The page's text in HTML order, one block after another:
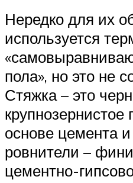
Нередко для их
используется
пола», но это не
Стяжка – это
крупнозернистое
основе цемента
ровнители –
цементно-